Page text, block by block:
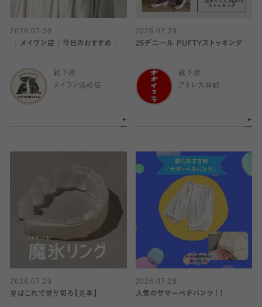
2026.07.30
〈 メイワン店｜今日のおすすめ 〉
靴下屋
メイワン浜松店
2026.07.29
25デニール PUFTYストッキング
靴下屋
アトレ大井町
2026.07.29
夏はこれで乗り切ろ【見本】
2026.07.29
人気のサマーペチパンツ！！